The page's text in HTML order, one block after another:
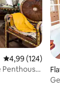
Gemiddelde
4,99 (124)
Penthouse